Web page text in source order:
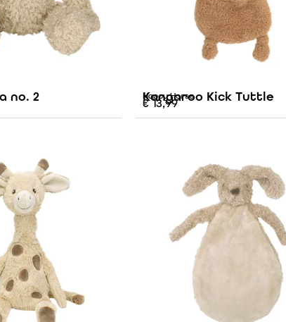
no. 2 Happy Horse
Kangaroo Kick Tuttle
€13,99